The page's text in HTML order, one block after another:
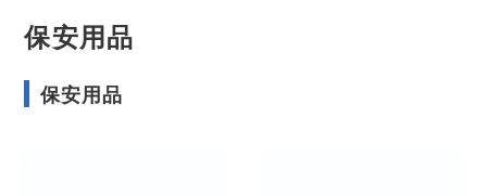
保安用品
保安用品